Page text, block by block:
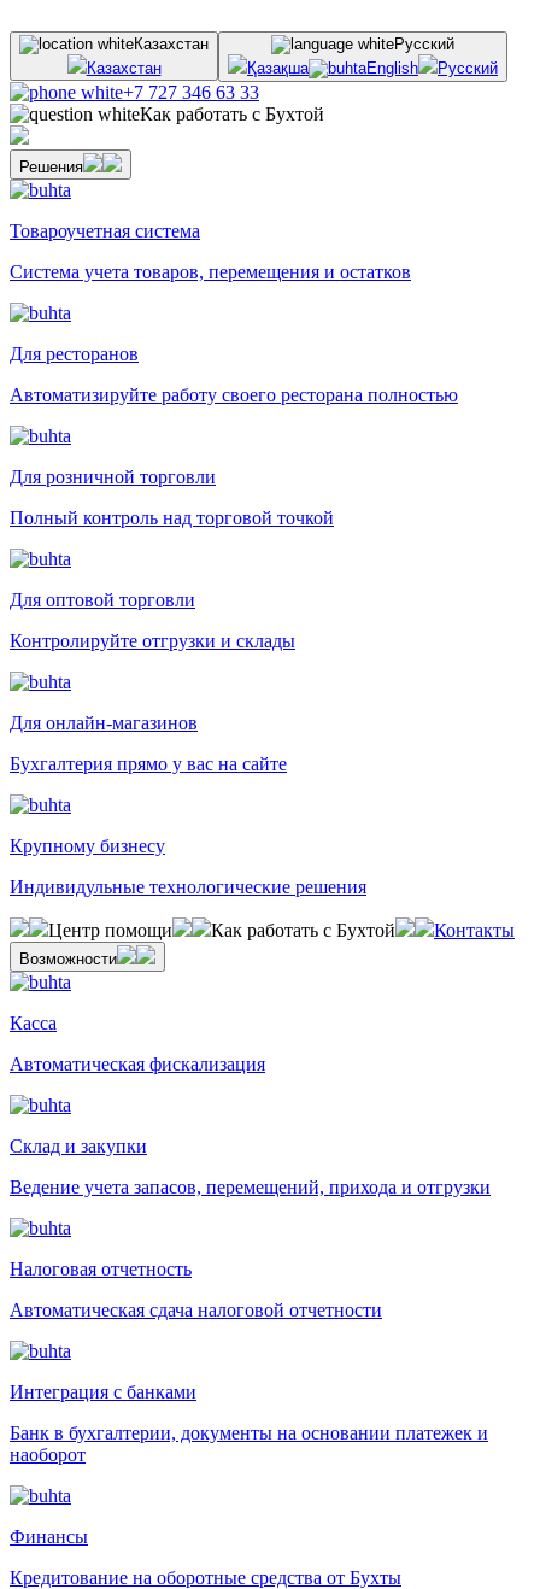
Казахстан
Казахстан
Русский
Қазақша
English Русский
+7 727 346 63 33
Как работать с Бухтой
Решения
Товароучетная система
Система учета товаров, перемещения и остатков
Для ресторанов
Автоматизируйте работу своего ресторана полностью
Для розничной торговли
Полный контроль над торговой точкой
Для оптовой торговли
Контролируйте отгрузки и склады
Для онлайн-магазинов
Бухгалтерия прямо у вас на сайте
Крупному бизнесу
Индивидульные технологические решения
Центр помощи Как работать с Бухтой Контакты
Возможности
Касса
Автоматическая фискализация
Склад и закупки
Ведение учета запасов, перемещений, прихода и отгрузки
Налоговая отчетность
Автоматическая сдача налоговой отчетности
Интеграция с банками
Банк в бухгалтерии, документы на основании платежек и
наоборот
Финансы
Кредитование на оборотные средства от Бухты